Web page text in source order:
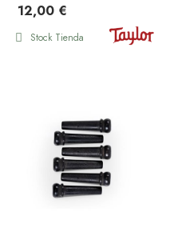
12,00 €
Stock Tienda